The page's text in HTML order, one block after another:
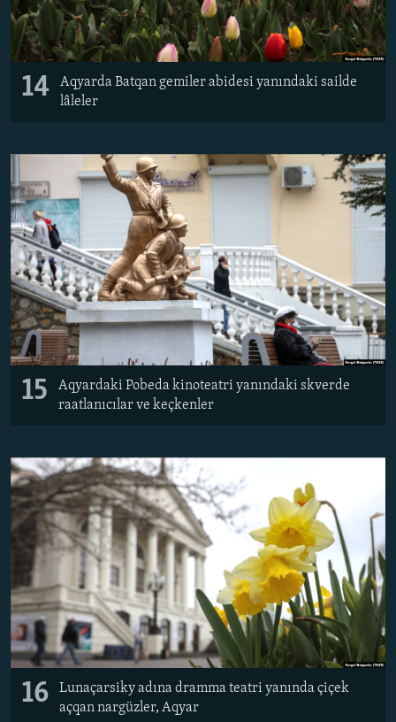
14
Aqyarda Batqan gemiler abidesi yanındaki sailde
lâleler
15
Aqyardaki Pobeda kinoteatri yanındaki skverde
raatlanıcılar ve keçkenler
16
Lunaçarsiky adına dramma teatri yanında çiçek
açqan nargüzler, Aqyar